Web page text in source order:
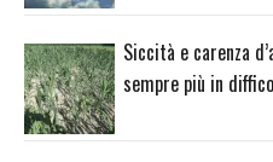
Siccità e carenza
sempre più in